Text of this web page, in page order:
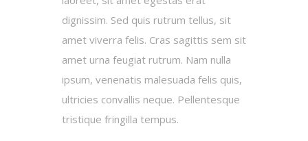
dignissim. Sed quis rutrum tellus, sit
amet viverra felis. Cras sagittis sem sit
amet urna feugiat rutrum. Nam nulla
ipsum, venenatis malesuada felis quis,
ultricies convallis neque. Pellentesque
tristique fringilla tempus.